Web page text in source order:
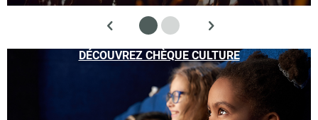
DÉCOUVREZ CHÈQUE CULTURE